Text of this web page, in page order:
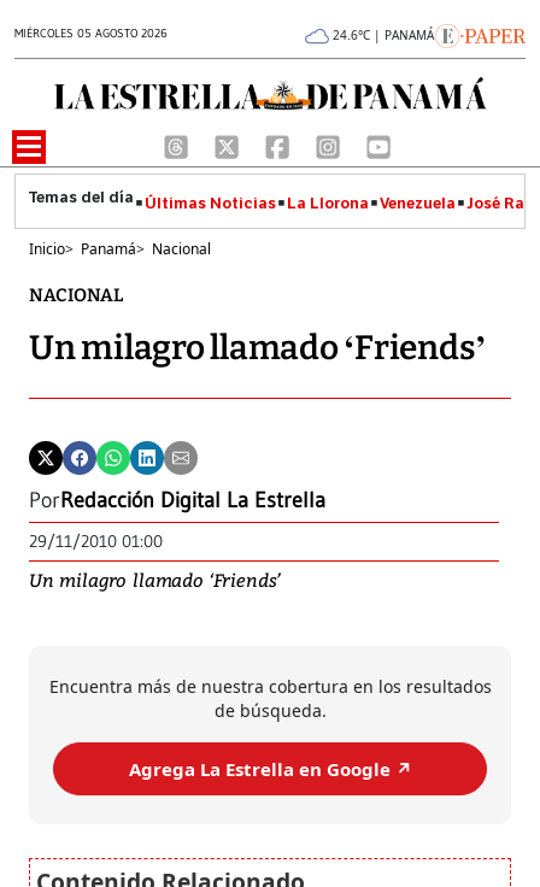
MIÉRCOLES 05 AGOSTO 2026 24.6°C | PANAMÁ
Últimas Noticias La Llorona Venezuela José
Inicio> Panamá> Nacional
NACIONAL
Un milagro llamado ‘Friends’
PorRedacción Digital La Estrella
29/11/2010 01:00
Un milagro llamado ‘Friends’
Encuentra más de nuestra cobertura en los resultados
de búsqueda.
Agrega La Estrella en Google ↗️